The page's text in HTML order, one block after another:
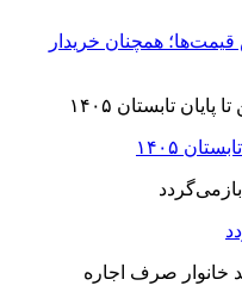
همچنان خریدار
۱۴۰۵